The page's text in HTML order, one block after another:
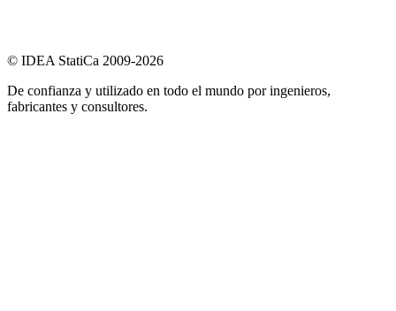
© IDEA StatiCa 2009-2026
De confianza y utilizado en todo el mundo por ingenieros,
fabricantes y consultores.